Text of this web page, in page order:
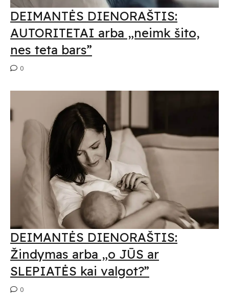
DEIMANTĖS DIENORAŠTIS:
AUTORITETAI arba „neimk šito,
nes teta bars”
0
DEIMANTĖS DIENORAŠTIS:
Žindymas arba „o JŪS ar
SLEPIATĖS kai valgot?”
0